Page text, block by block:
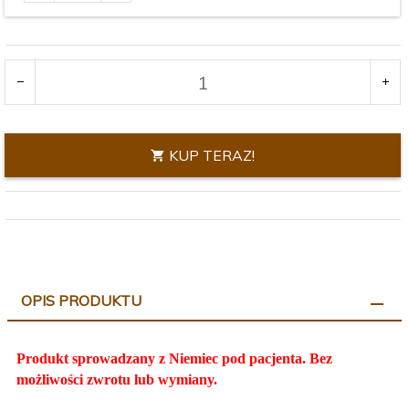
3376
KUP TERAZ!
OPIS PRODUKTU
Produkt sprowadzany z Niemiec pod pacjenta. Bez
możliwości zwrotu lub wymiany.